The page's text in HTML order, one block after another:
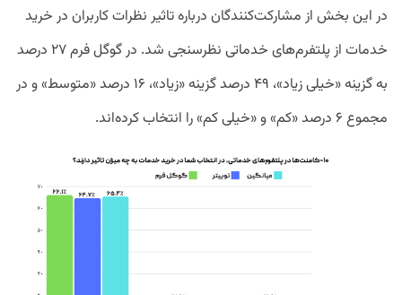
در این بخش از مشارکت‌کنندگان درباره تاثیر نظرات کاربران در خرید
خدمات از پلتفرم‌های خدماتی نظرسنجی شد. در گوگل فرم ۲۷ درصد
به گزینه «خیلی زیاد»، ۴۹ درصد گزینه «زیاد»، ۱۶ درصد «متوسط» و در
مجموع ۶ درصد «کم» و «خیلی کم» را انتخاب کرده‌اند.